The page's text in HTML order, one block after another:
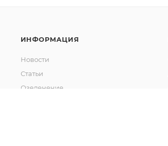
ИНФОРМАЦИЯ
Новости
Статьи
Озеленение